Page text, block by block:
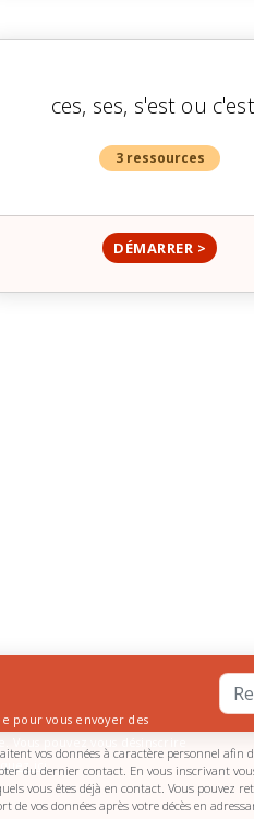
ces, ses, s'est ou
3 ressources
DÉMARRER >
pour vous envoyer des
ici.
vos données à caractère personnel afin
du dernier contact. En vous inscrivant
vous êtes déjà en contact. Vous pouvez
de vos données après votre décès en